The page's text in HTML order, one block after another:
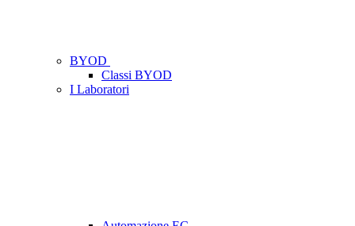
BYOD
Classi BYOD
I Laboratori